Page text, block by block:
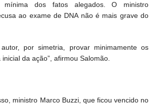
mínima dos fatos alegados. O ministro
ao exame de DNA não é mais grave do
por simetria, provar minimamente os
da ação”, afirmou Salomão.
ministro Marco Buzzi, que ficou vencido no